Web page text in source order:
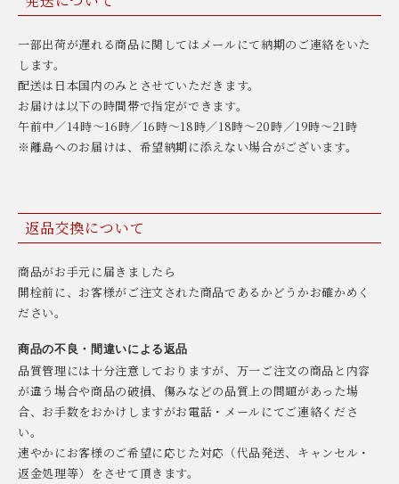
一部出荷が遅れる商品に関してはメールにて納期のご連絡をいた
します。
配送は日本国内のみとさせていただきます。
お届けは以下の時間帯で指定ができます。
午前中／14時〜16時／16時〜18時／18時〜20時／19時〜21時
※離島へのお届けは、希望納期に添えない場合がございます。
返品交換について
商品がお手元に届きましたら
開栓前に、お客様がご注文された商品であるかどうかお確かめく
ださい。
商品の不良・間違いによる返品
品質管理には十分注意しておりますが、万一ご注文の商品と内容
が違う場合や商品の破損、傷みなどの品質上の問題があった場
合、お手数をおかけしますがお電話・メールにてご連絡くださ
い。
速やかにお客様のご希望に応じた対応（代品発送、キャンセル・
返金処理等）をさせて頂きます。